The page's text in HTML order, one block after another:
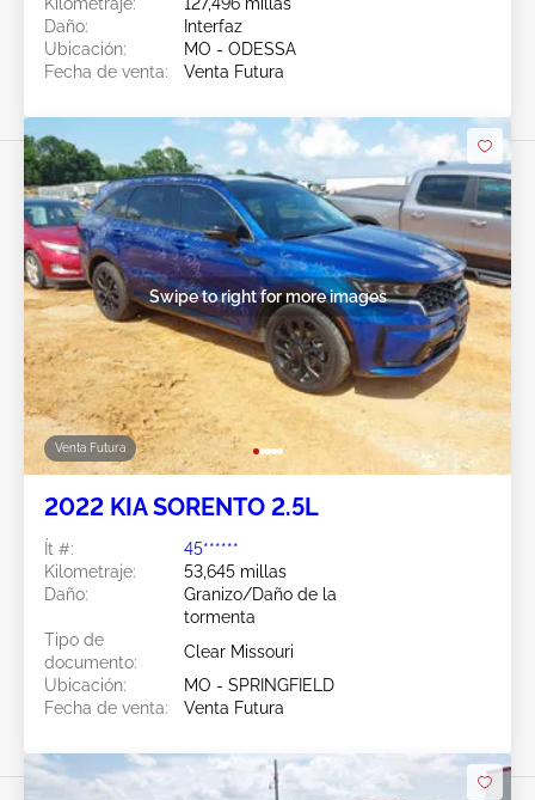
Kilometraje:
127,496 millas
Daño:
Interfaz
Ubicación:
MO - ODESSA
Fecha de venta:
Venta Futura
Venta Futura
Swipe to right for more images
2022 KIA SORENTO 2.5L
Ít #:
45******
Kilometraje:
53,645 millas
Daño:
Granizo/Daño de la
tormenta
Tipo de
documento:
Clear Missouri
Ubicación:
MO - SPRINGFIELD
Fecha de venta:
Venta Futura